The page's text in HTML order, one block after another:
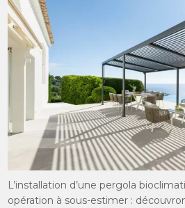
L’installation d’une pergola
opération à sous-estimer :